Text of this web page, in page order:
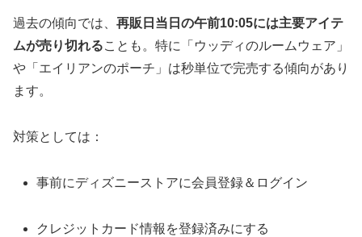
過去の傾向では、 再販日当日の午前10:05には主要アイテ
ムが売り切れることも。特に「ウッディのルームウェア」
や「エイリアンのポーチ」は秒単位で完売する傾向があり
ます。
対策としては：
事前にディズニーストアに会員登録＆ログイン
クレジットカード情報を登録済みにする